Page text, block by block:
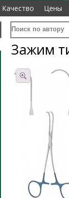
Качество Цены
Качество Цены
Поиск по автору
Зажим